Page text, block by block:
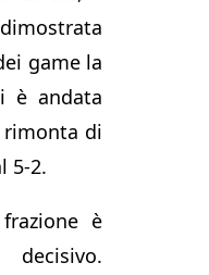
game la
è andata
rimonta di
5-2.
è